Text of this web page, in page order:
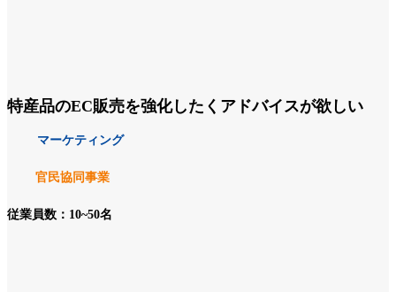
特産品のEC販売を強化したくアドバイスが欲しい
マーケティング
官民協同事業
従業員数：10~50名